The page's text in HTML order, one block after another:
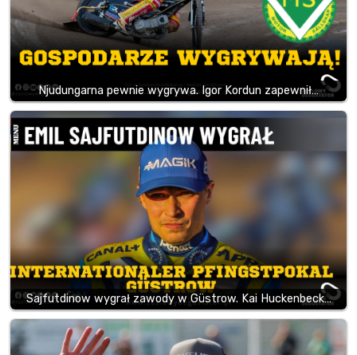
Njudungarna pewnie wygrywa. Igor Kordun zapewnił…
Sajfutdinow wygrał zawody w Güstrow. Kai Huckenbeck…